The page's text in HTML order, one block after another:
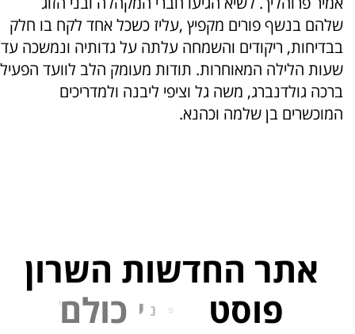
שלהם בנשף פורים מקפיץ ,עליז כשכל אחד לקח בו חלק
בבדיחות, ריקודים והשמחה עלתה על גדותיה ונמשכה עד
שעות הלילה המאוחרות. תודות מעומק הלב לוועד הפעיל
ברכה גולדנברג, משה גל וציפי ליבנה ולמדריכים
המוכשרים בן שלמה וכהנא.
אתר החדשות השרון
פוסט